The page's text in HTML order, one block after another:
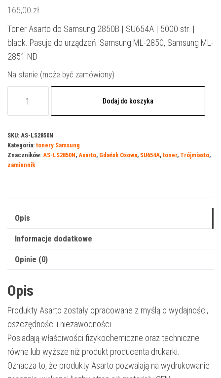
165,00 zł
Toner Asarto do Samsung 2850B | SU654A | 5000 str. |
black. Pasuje do urządzeń: Samsung ML-2850, Samsung ML-
2851 ND
Na stanie (może być zamówiony)
do
Samsung
2850B
5000
black
Dodaj do koszyka
SKU: AS-LS2850N
Kategoria: tonery Samsung
Znaczników: AS-LS2850N, Asarto, Gdańsk Osowa, SU654A, toner, Trójmiasto,
zamiennik
Opis
Informacje dodatkowe
Opinie (0)
Opis
Produkty Asarto zostały opracowane z myślą o wydajności,
oszczędności i niezawodności.
Posiadają właściwości fizykochemiczne oraz techniczne
równe lub wyższe niż produkt producenta drukarki.
Oznacza to, że produkty Asarto pozwalają na wydrukowanie